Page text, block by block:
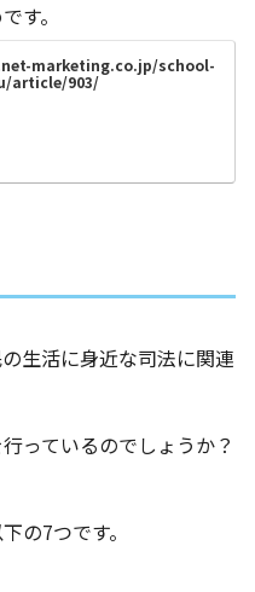
す。
marketing.co.jp/school-
article/903/
生活に身近な司法に関連
っているのでしょうか？
の7つです。